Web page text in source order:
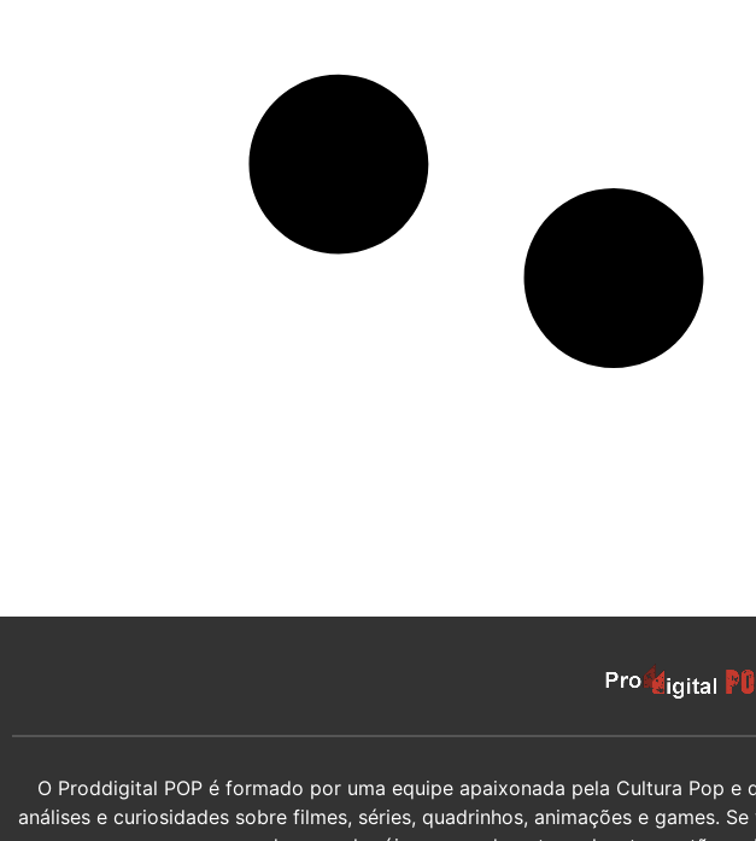
O Proddigital POP é formado por uma equipe apaixonada pela Cultura Pop
análises e curiosidades sobre filmes, séries, quadrinhos, animações e games.